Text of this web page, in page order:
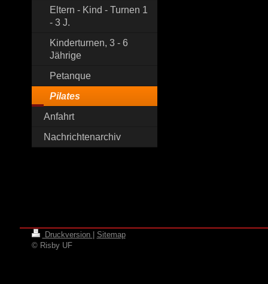
Eltern - Kind - Turnen 1
- 3 J.
Kinderturnen, 3 - 6
Jährige
Petanque
Pilates
Anfahrt
Nachrichtenarchiv
Druckversion
Sitemap
© Risby UF